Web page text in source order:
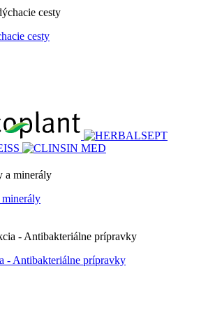
cesty
- Antibakteriálne prípravky